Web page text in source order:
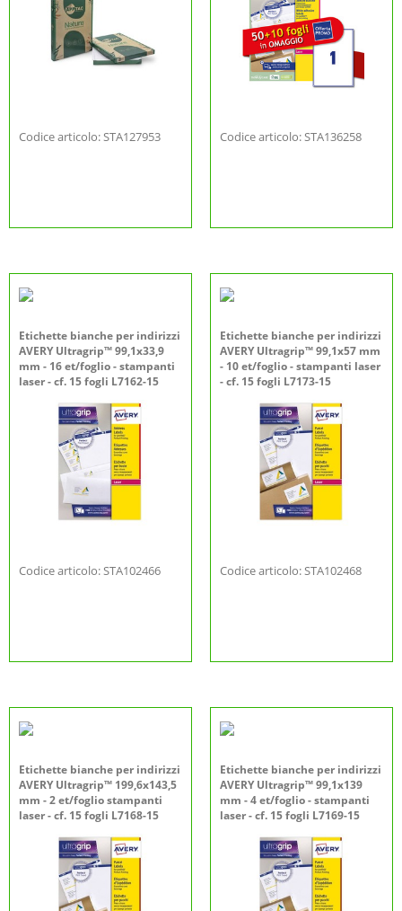
Codice articolo: STA127953 Codice articolo: STA136258
Etichette bianche per indirizzi
AVERY Ultragrip™ 99,1x33,9
mm - 16 et/foglio - stampanti
laser - cf. 15 fogli L7162-15
Codice articolo: STA102466
Etichette bianche per indirizzi
AVERY Ultragrip™ 99,1x57 mm
- 10 et/foglio - stampanti laser
- cf. 15 fogli L7173-15
Codice articolo: STA102468
Etichette bianche per indirizzi
AVERY Ultragrip™ 199,6x143,5
mm - 2 et/foglio stampanti
laser - cf. 15 fogli L7168-15
Etichette bianche per indirizzi
AVERY Ultragrip™ 99,1x139
mm - 4 et/foglio - stampanti
laser - cf. 15 fogli L7169-15